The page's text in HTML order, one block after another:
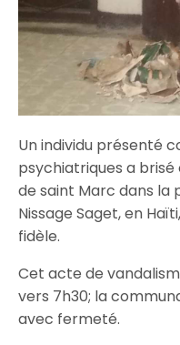
Un individu présenté
psychiatriques a
de saint Marc dans la
Nissage Saget, en
fidèle.
Cet acte de
vers 7h30; la
avec fermeté.